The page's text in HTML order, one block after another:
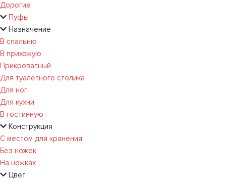
Дорогие
Пуфы
Назначение
В спальню
В прихожую
Прикроватный
Для туалетного столика
Для ног
Для кухни
В гостинную
Конструкция
С местом для хранения
Без ножек
На ножках
Цвет